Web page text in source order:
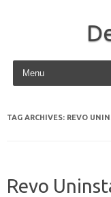
Skip to content
TAG ARCHIVES: REVO
Revo